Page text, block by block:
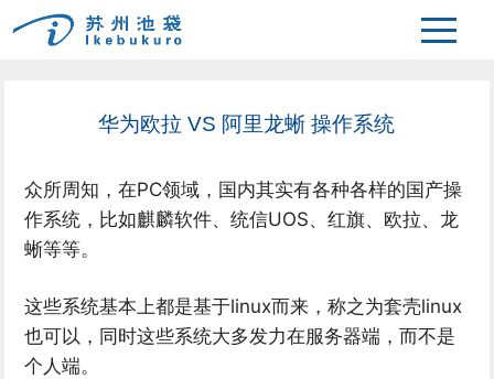
主页 >新闻中心
华为欧拉 VS 阿里龙蜥 操作系统
众所周知，在PC领域，国内其实有各种各样的国产操
作系统，比如麒麟软件、统信UOS、红旗、欧拉、龙
蜥等等。
这些系统基本上都是基于linux而来，称之为套壳linux
也可以，同时这些系统大多发力在服务器端，而不是
个人端。